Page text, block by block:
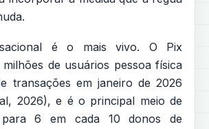
é o mais vivo. O Pix
de usuários pessoa física
transações em janeiro de 2026
2026), e é o principal meio de
para 6 em cada 10 donos de